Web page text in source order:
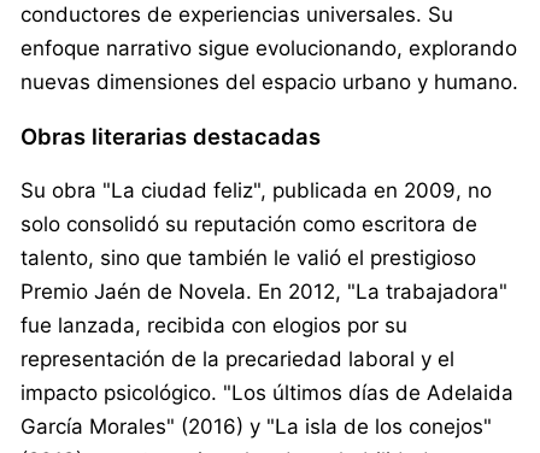
conductores de experiencias universales. Su
enfoque narrativo sigue evolucionando, explorando
nuevas dimensiones del espacio urbano y humano.
Obras literarias destacadas
Su obra "La ciudad feliz", publicada en 2009, no
solo consolidó su reputación como escritora de
talento, sino que también le valió el prestigioso
Premio Jaén de Novela. En 2012, "La trabajadora"
fue lanzada, recibida con elogios por su
representación de la precariedad laboral y el
impacto psicológico. "Los últimos días de Adelaida
García Morales" (2016) y "La isla de los conejos"